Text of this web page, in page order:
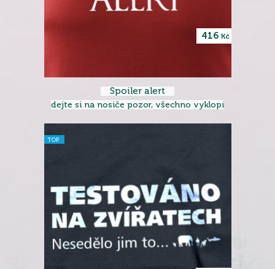
416 Kč
Spoiler alert
dejte si na nosiče pozor, všechno vyklopí
TOP